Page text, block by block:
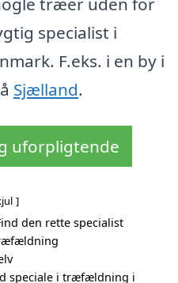
specialist i
F.eks. i en by i
Sjælland.
uforpligtende
den rette specialist
speciale i træfældning i